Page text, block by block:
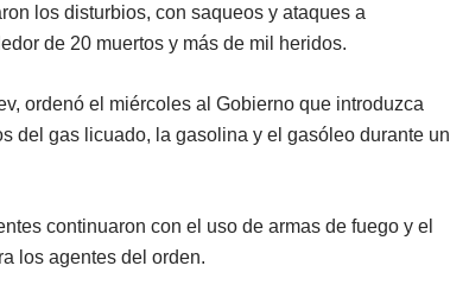
los disturbios, con saqueos y ataques a
de 20 muertos y más de mil heridos.
ordenó el miércoles al Gobierno que introduzca
del gas licuado, la gasolina y el gasóleo durante un
continuaron con el uso de armas de fuego y el
los agentes del orden.